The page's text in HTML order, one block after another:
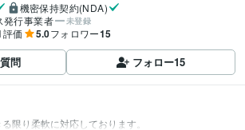
機密保持契約(NDA)
発行事業者
未登録
評価 5.0フォロワー15
問 フォロー15